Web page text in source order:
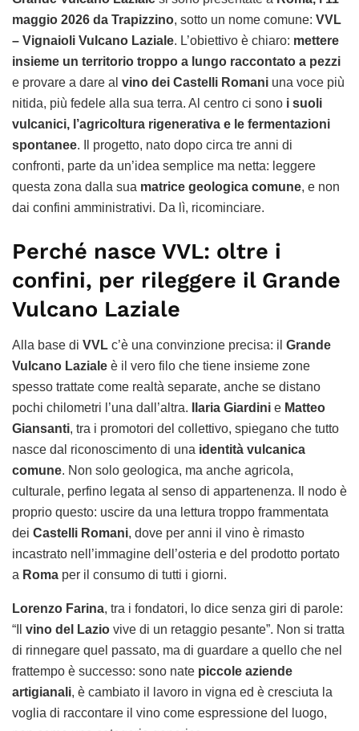
maggio 2026 da Trapizzino, sotto un nome comune: VVL
– Vignaioli Vulcano Laziale. L’obiettivo è chiaro: mettere
insieme un territorio troppo a lungo raccontato a pezzi
e provare a dare al vino dei Castelli Romani una voce più
nitida, più fedele alla sua terra. Al centro ci sono i suoli
vulcanici, l’agricoltura rigenerativa e le fermentazioni
spontanee. Il progetto, nato dopo circa tre anni di
confronti, parte da un’idea semplice ma netta: leggere
questa zona dalla sua matrice geologica comune, e non
dai confini amministrativi. Da lì, ricominciare.
Perché nasce VVL: oltre i
confini, per rileggere il Grande
Vulcano Laziale
Alla base di VVL c’è una convinzione precisa: il Grande
Vulcano Laziale è il vero filo che tiene insieme zone
spesso trattate come realtà separate, anche se distano
pochi chilometri l’una dall’altra.
Ilaria Giardini e Matteo
Giansanti, tra i promotori del collettivo, spiegano che tutto
nasce dal riconoscimento di una identità vulcanica
comune. Non solo geologica, ma anche agricola,
culturale, perfino legata al senso di appartenenza. Il nodo è
proprio questo: uscire da una lettura troppo frammentata
dei Castelli Romani, dove per anni il vino è rimasto
incastrato nell’immagine dell’osteria e del prodotto portato
a Roma per il consumo di tutti i giorni.
Lorenzo Farina, tra i fondatori, lo dice senza giri di parole:
“Il vino del Lazio vive di un retaggio pesante”. Non si tratta
di rinnegare quel passato, ma di guardare a quello che nel
frattempo è successo: sono nate piccole aziende
artigianali, è cambiato il lavoro in vigna ed è cresciuta la
voglia di raccontare il vino come espressione del luogo,